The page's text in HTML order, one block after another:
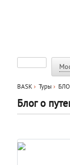
BASK Туры
Блог о